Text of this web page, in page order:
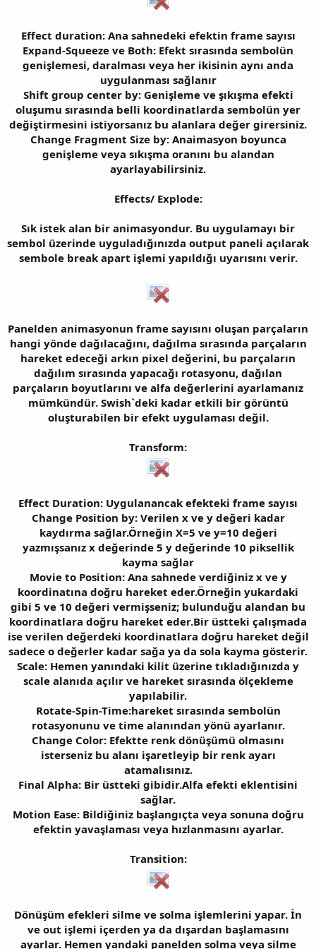
Effect duration: Ana sahnedeki efektin frame sayısı
Expand-Squeeze ve Both: Efekt sırasında sembolün
genişlemesi, daralması veya her ikisinin aynı anda
uygulanması sağlanır
Shift group center by: Genişleme ve şıkışma efekti
oluşumu sırasında belli koordinatlarda sembolün yer
değiştirmesini istiyorsanız bu alanlara değer girersiniz.
Change Fragment Size by: Anaimasyon boyunca
genişleme veya sıkışma oranını bu alandan
ayarlayabilirsiniz.
Effects/ Explode:
Sık istek alan bir animasyondur. Bu uygulamayı bir
sembol üzerinde uyguladığınızda output paneli açılarak
sembole break apart işlemi yapıldığı uyarısını verir.
Panelden animasyonun frame sayısını oluşan parçaların
hangi yönde dağılacağını, dağılma sırasında parçaların
hareket edeceği arkın pixel değerini, bu parçaların
dağılım sırasında yapacağı rotasyonu, dağılan
parçaların boyutlarını ve alfa değerlerini ayarlamanız
mümkündür. Swish`deki kadar etkili bir görüntü
oluşturabilen bir efekt uygulaması değil.
Transform:
Effect Duration: Uygulanancak efekteki frame sayısı
Change Position by: Verilen x ve y değeri kadar
kaydırma sağlar.Örneğin X=5 ve y=10 değeri
yazmışsanız x değerinde 5 y değerinde 10 piksellik
kayma sağlar
Movie to Position: Ana sahnede verdiğiniz x ve y
koordinatına doğru hareket eder.Örneğin yukardaki
gibi 5 ve 10 değeri vermişseniz; bulunduğu alandan bu
koordinatlara doğru hareket eder.Bir üstteki çalışmada
ise verilen değerdeki koordinatlara doğru hareket değil
sadece o değerler kadar sağa ya da sola kayma gösterir.
Scale: Hemen yanındaki kilit üzerine tıkladığınızda y
scale alanıda açılır ve hareket sırasında ölçekleme
yapılabilir.
Rotate-Spin-Time:hareket sırasında sembolün
rotasyonunu ve time alanından yönü ayarlanır.
Change Color: Efektte renk dönüşümü olmasını
isterseniz bu alanı işaretleyip bir renk ayarı
atamalısınız.
Final Alpha: Bir üstteki gibidir.Alfa efekti eklentisini
sağlar.
Motion Ease: Bildiğiniz başlangıçta veya sonuna doğru
efektin yavaşlaması veya hızlanmasını ayarlar.
Transition:
Dönüşüm efekleri silme ve solma işlemlerini yapar. İn
ve out işlemi içerden ya da dışardan başlamasını
ayarlar. Hemen yandaki panelden solma veya silme